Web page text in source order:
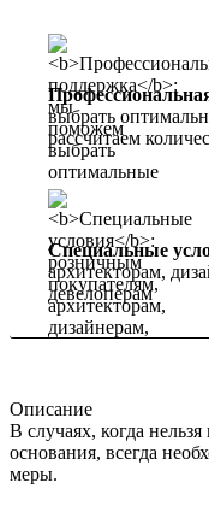
выбрать
рассчитаем
Специальные
архитекторам,
девелоперам
Описание
В случаях, когда
основания, всегда
меры.